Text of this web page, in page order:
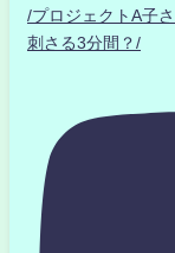
/プロジェクトA子
刺さる3分間？/